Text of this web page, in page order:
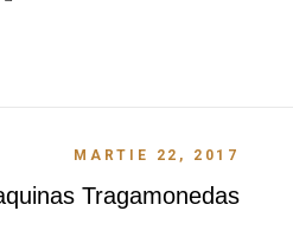
MARTIE 22, 2017
Tragamonedas